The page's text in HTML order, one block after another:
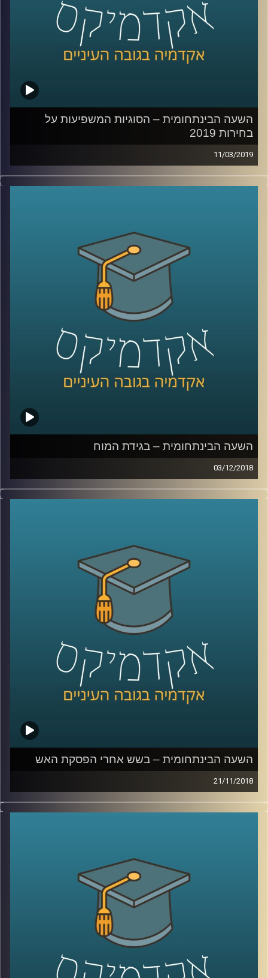
השעה הבינתחומית – הסוגיות המשפיעות על
בחירות 2019
11/03/2019
כמה כוח יש לתקשורת במערכות בחירות? כיצד המפלגות
יודעות מה ציבור הבוחרים שלהן מעוניין לשמוע? האם
שי קלוט מארחת את ד"ר מעוז רוזנטל שיענה על כל השאלות
האלה ועוד רבות אחרות במסגרת תוכניות הספיישל שלנו
לקראת הבחירות המתקרבות.
AudioVersity
השעה הבינתחומית – בגידת המוח
03/12/2018
אחד מכל שני אנשים מעל גיל 85 יסבול
פעם אחר פעם בניסיון נואש למצוא מרפא
למחלה. פרופסור מיכל בארי מסבירה על הקושי
האדיר שבחקר המוח ומדוע אבחון מוקדם בכל
זאת יכול לסייע, היא מתארת כיצד שינויי הרגלים
עשרות שנים לפני המחלה עשויים לרכך את
ההידרדרות וגם – איך נראה המפגש האנושי עם
אחד הצדדים העצובים ביותר של הקיום שלנו
AudioVersity
השעה הבינתחומית – בשש אחרי הפסקת האש
21/11/2018
מה הקשר בין מדיניות אובמה במזרח התיכון
במלחמה הבאה בצפון? פרופסור בועז גנור
משרטט את מפת האיומים הביטחוניים במזרח
התיכון, מזהיר מפני השאננות שעלולה להחזיר
אותנו לטראומה של מלחמת יום הכיפורים וגם –
האם יתכן וכל ארסנל הרקטות האדיר של
חיזבאללה כלל לא נועד לשימוש